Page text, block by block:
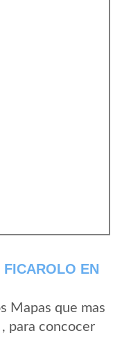
EN
Mapas que mas
para concocer